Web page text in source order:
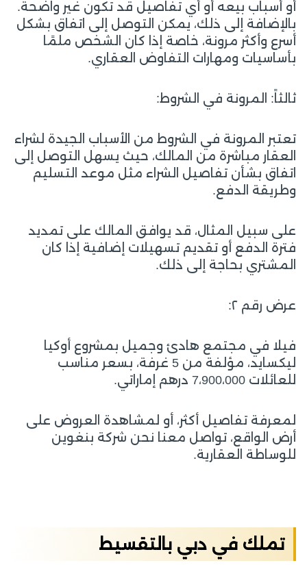
أو أسباب بيعه أو أي تفاصيل قد تكون غير واضحة.
بالإضافة إلى ذلك، يمكن التوصل إلى اتفاق بشكل
أسرع وأكثر مرونة، خاصة إذا كان الشخص ملمًا
بأساسيات ومهارات التفاوض العقاري.
ثالثاً: المرونة في الشروط:
تعتبر المرونة في الشروط من الأسباب الجيدة لشراء
العقار مباشرة من المالك، حيث يسهل التوصل إلى
اتفاق بشأن تفاصيل الشراء مثل موعد التسليم
وطريقة الدفع.
على سبيل المثال، قد يوافق المالك على تمديد
فترة الدفع أو تقديم تسهيلات إضافية إذا كان
المشتري بحاجة إلى ذلك.
عرض رقم ٢:
فيلا في مجتمع هادئ وجميل بمشروع أوكيا
ليكسايد، مؤلفة من 5 غرفة، بسعر مناسب
للعائلات 7،900،000 درهم إماراتي.
لمعرفة تفاصيل أكثر، أو لمشاهدة العروض على
أرض الواقع، تواصل معنا نحن شركة بنغوين
للوساطة العقارية.
تملك في دبي بالتقسيط